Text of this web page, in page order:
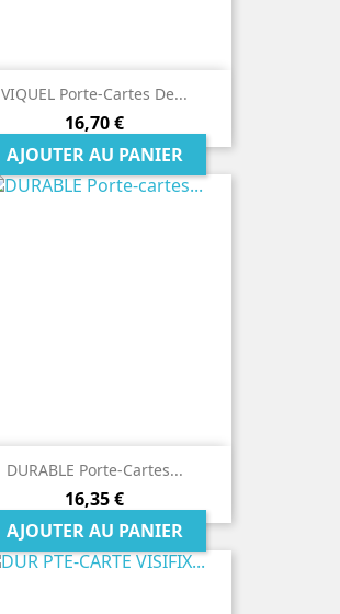
VIQUEL Porte-Cartes De...
Prix
16,70 €
AJOUTER AU PANIER
DURABLE Porte-Cartes...
Prix
16,35 €
AJOUTER AU PANIER